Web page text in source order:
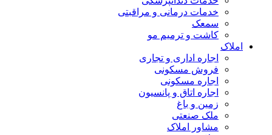
خدمات درمانی و مراقبتی
سمعک
کاشت و ترمیم مو
املاک
اجاره اداری و تجاری
فروش مسکونی
اجاره مسکونی
اجاره اتاق و پانسیون
زمین و باغ
ملک صنعتی
مشاور املاک